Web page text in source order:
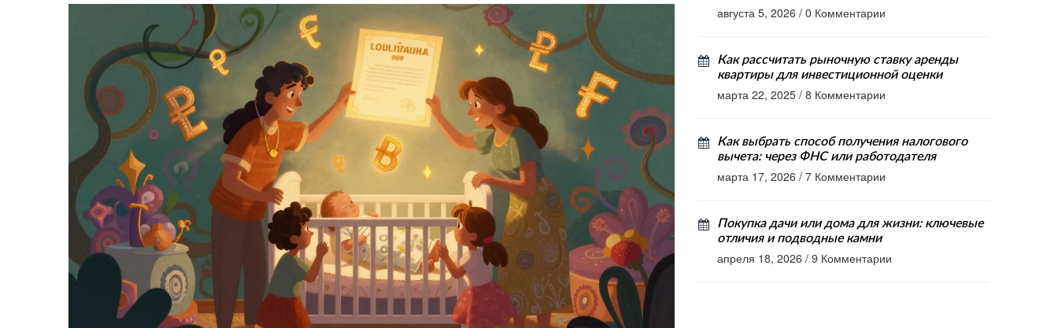
августа 5, 2026 / 0 Комментарии
Как рассчитать рыночную ставку аренды
квартиры для инвестиционной оценки
марта 22, 2025 / 8 Комментарии
Как выбрать способ получения налогового
вычета: через ФНС или работодателя
марта 17, 2026 / 7 Комментарии
Покупка дачи или дома для жизни: ключевые
отличия и подводные камни
апреля 18, 2026 / 9 Комментарии